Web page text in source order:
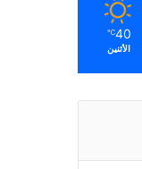
40
℃
الأثنين